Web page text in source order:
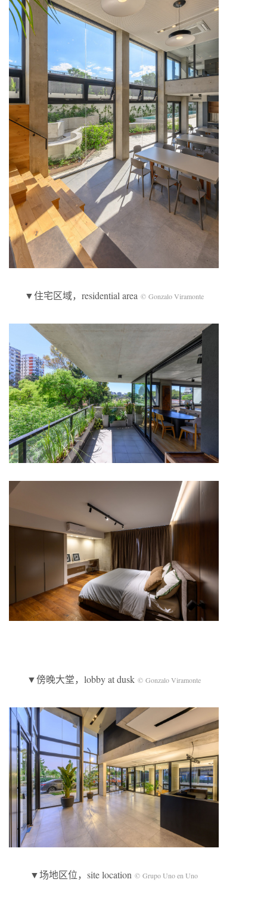
▼住宅区域，residential area © Gonzalo Viramonte
▼傍晚大堂，lobby at dusk © Gonzalo Viramonte
▼场地区位，site location © Grupo Uno en Uno